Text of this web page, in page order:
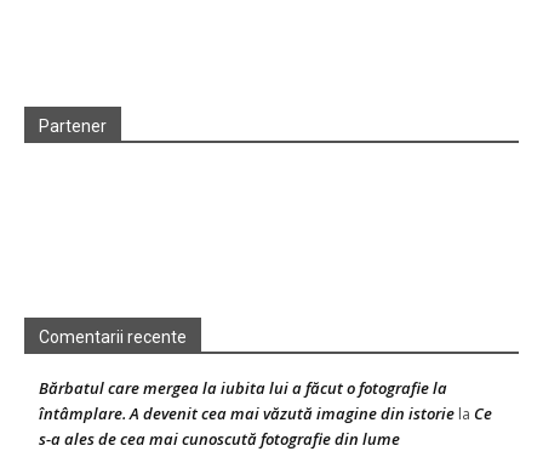
Partener
Comentarii recente
Bărbatul care mergea la iubita lui a făcut o fotografie la
întâmplare. A devenit cea mai văzută imagine din istorie la Ce
s-a ales de cea mai cunoscută fotografie din lume